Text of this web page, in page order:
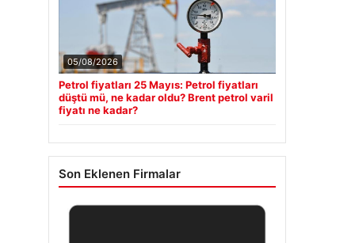
05/08/2026
Petrol fiyatları 25 Mayıs: Petrol fiyatları
düştü mü, ne kadar oldu? Brent petrol varil
fiyatı ne kadar?
Son Eklenen Firmalar